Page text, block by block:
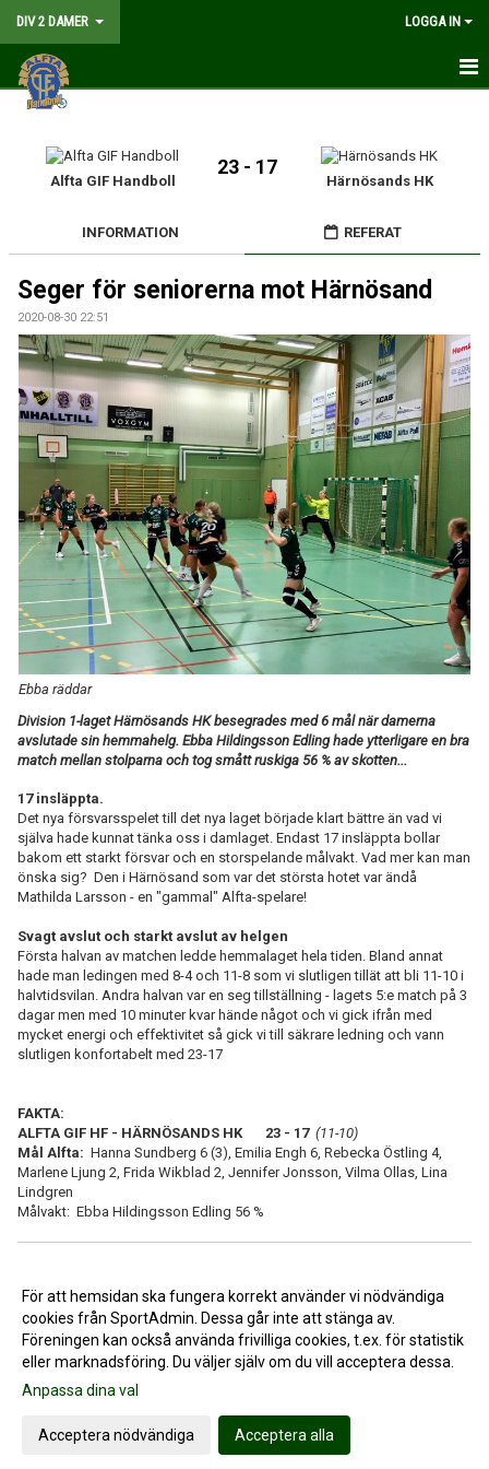
DIV 2 DAMER LOGGA IN
HEM
NYHETER
MATCHER
KALENDER
TRUPPEN
DOKUMENT
KONTAKT
LIVESÄNDNING
TABELL
Alfta GIF Handboll
23 - 17
Härnösands HK
INFORMATION REFERAT
Seger för seniorerna mot Härnösand
2020-08-30 22:51
Ebba räddar
Division 1-laget Härnösands HK besegrades med 6 mål när damerna
avslutade sin hemmahelg. Ebba Hildingsson Edling hade ytterligare en bra
match mellan stolparna och tog smått ruskiga 56 % av skotten...
17 insläppta.
Det nya försvarsspelet till det nya laget började klart bättre än vad vi
själva hade kunnat tänka oss i damlaget. Endast 17 insläppta bollar
bakom ett starkt försvar och en storspelande målvakt. Vad mer kan man
önska sig? Den i Härnösand som var det största hotet var ändå
Mathilda Larsson - en "gammal" Alfta-spelare!
Svagt avslut och starkt avslut av helgen
Första halvan av matchen ledde hemmalaget hela tiden. Bland annat
hade man ledingen med 8-4 och 11-8 som vi slutligen tillät att bli 11-10 i
halvtidsvilan. Andra halvan var en seg tillställning - lagets 5:e match på 3
dagar men med 10 minuter kvar hände något och vi gick ifrån med
mycket energi och effektivitet så gick vi till säkrare ledning och vann
slutligen konfortabelt med 23-17
FAKTA:
ALFTA GIF HF - HÄRNÖSANDS HK 23 - 17 (11-10)
Mål Alfta: Hanna Sundberg 6 (3), Emilia Engh 6, Rebecka Östling 4,
Marlene Ljung 2, Frida Wikblad 2, Jennifer Jonsson, Vilma Ollas, Lina
Lindgren
Målvakt: Ebba Hildingsson Edling 56 %
<< Tillbaka
Gå till Webbversion
För att hemsidan ska fungera korrekt använder vi nödvändiga
cookies från SportAdmin. Dessa går inte att stänga av.
Föreningen kan också använda frivilliga cookies, t.ex. för statistik
eller marknadsföring. Du väljer själv om du vill acceptera dessa.
Anpassa dina val
Acceptera nödvändiga Acceptera alla